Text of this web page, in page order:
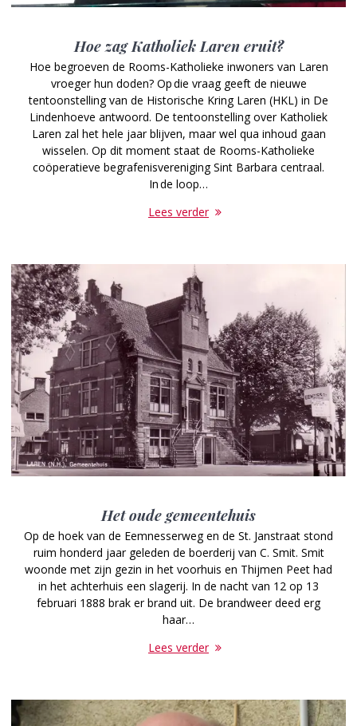
Hoe zag Katholiek Laren eruit?
Hoe begroeven de Rooms-Katholieke inwoners van Laren
vroeger hun doden? Op die vraag geeft de nieuwe
tentoonstelling van de Historische Kring Laren (HKL) in De
Lindenhoeve antwoord. De tentoonstelling over Katholiek
Laren zal het hele jaar blijven, maar wel qua inhoud gaan
wisselen. Op dit moment staat de Rooms-Katholieke
coöperatieve begrafenisvereniging Sint Barbara centraal.
In de loop…
Lees verder
Het oude gemeentehuis
Op de hoek van de Eemnesserweg en de St. Janstraat stond
ruim honderd jaar geleden de boerderij van C. Smit. Smit
woonde met zijn gezin in het voorhuis en Thijmen Peet had
in het achterhuis een slagerij. In de nacht van 12 op 13
februari 1888 brak er brand uit. De brandweer deed erg
haar…
Lees verder